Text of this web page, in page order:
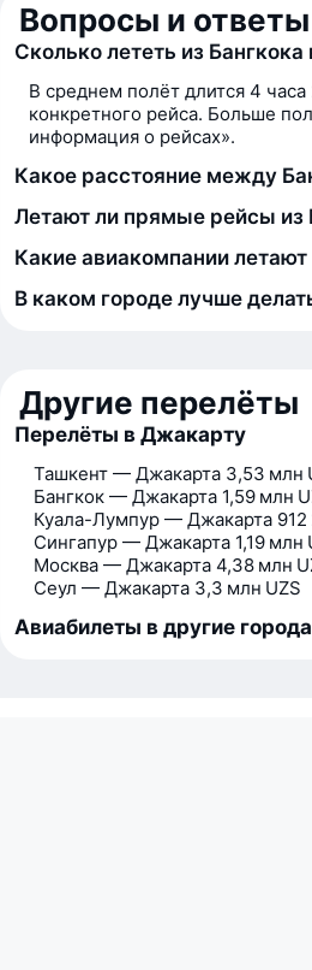
Вопросы и ответы
Сколько лететь из
В среднем полёт длится 4
конкретного рейса. Больше
информация о рейсах».
Какое расстояние между
Летают ли прямые рейсы из
Какие авиакомпании
В каком городе лучше
Другие перелёты
Перелёты в Джакарту
Ташкент — Джакарта 3,53 млн
Бангкок — Джакарта 1,59 млн
Куала-Лумпур — Джакарта 912
Сингапур — Джакарта 1,19 млн
Москва — Джакарта 4,38 млн
Сеул — Джакарта 3,3 млн UZS
Авиабилеты в другие